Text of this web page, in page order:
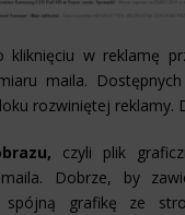
kliknięciu w reklamę
maila.
rozwiniętej reklamy.
czyli plik
Dobrze, by
spójną grafikę ze